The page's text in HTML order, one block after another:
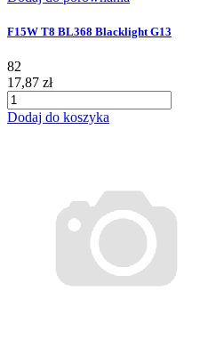
F15W T8 BL368 Blacklight G13
82
17,87 zł
Dodaj do koszyka